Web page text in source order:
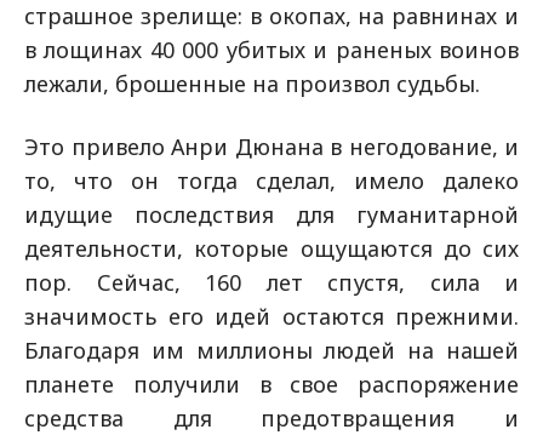
страшное зрелище: в окопах, на равнинах и
в лощинах 40 000 убитых и раненых воинов
лежали, брошенные на произвол судьбы.
Это привело Анри Дюнана в негодование, и
то, что он тогда сделал, имело далеко
идущие последствия для гуманитарной
деятельности, которые ощущаются до сих
пор. Сейчас, 160 лет спустя, сила и
значимость его идей остаются прежними.
Благодаря им миллионы людей на нашей
планете получили в свое распоряжение
средства для предотвращения и